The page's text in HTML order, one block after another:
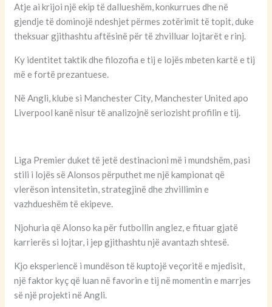
Atje ai krijoi një ekip të dallueshëm, konkurrues dhe në
gjendje të dominojë ndeshjet përmes zotërimit të topit, duke
theksuar gjithashtu aftësinë për të zhvilluar lojtarët e rinj.
Ky identitet taktik dhe filozofia e tij e lojës mbeten kartë e tij
më e fortë prezantuese.
Në Angli, klube si Manchester City, Manchester United apo
Liverpool kanë nisur të analizojnë seriozisht profilin e tij.
Liga Premier duket të jetë destinacioni më i mundshëm, pasi
stili i lojës së Alonsos përputhet me një kampionat që
vlerëson intensitetin, strategjinë dhe zhvillimin e
vazhdueshëm të ekipeve.
Njohuria që Alonso ka për futbollin anglez, e fituar gjatë
karrierës si lojtar, i jep gjithashtu një avantazh shtesë.
Kjo eksperiencë i mundëson të kuptojë veçoritë e mjedisit,
një faktor kyç që luan në favorin e tij në momentin e marrjes
së një projekti në Angli.